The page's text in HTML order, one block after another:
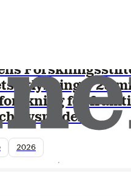
utlysning – 25
för
livsmedel
2026